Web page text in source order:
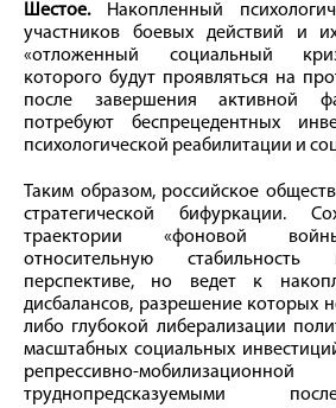
Шестое.Накопленный
участников боевых действий и
«отложенный социальный
которого будут проявляться на
после завершения активной
потребуют беспрецедентных
психологической реабилитации и
Таким образом, российское
стратегической бифуркации.
траектории «фоновой
относительную стабильность
перспективе, но ведет к
дисбалансов, разрешение которых
либо глубокой либерализации
масштабных социальных
репрессивно-
труднопредсказуемыми